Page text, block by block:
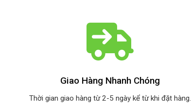
Giao Hàng Nhanh Chóng
Thời gian giao hàng từ 2-5 ngày kể từ khi đặt hàng.